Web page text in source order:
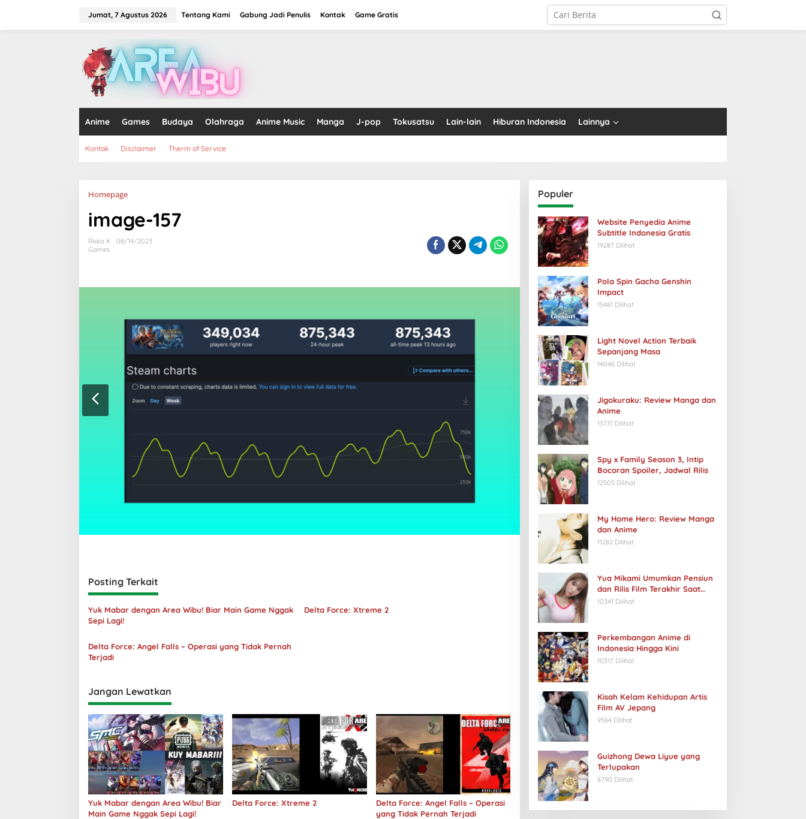
Jumat, 7 Agustus 2026 Tentang Kami Gabung Jadi Penulis Kontak Game Gratis
Anime Games Budaya Olahraga Anime Music Manga J-pop Tokusatsu Lain-lain Hiburan Indonesia Lainnya
Kontak Disclaimer Therm of Service
HomepageLampiran
image-157
Riska K
08/14/2023
Games
Posting Terkait
Yuk Mabar dengan Area Wibu! Biar Main Game Nggak
Sepi Lagi!
Delta Force: Xtreme 2
Delta Force: Angel Falls – Operasi yang Tidak Pernah
Terjadi
Jangan Lewatkan
Yuk Mabar dengan Area Wibu! Biar
Main Game Nggak Sepi Lagi!
Delta Force: Xtreme 2
Delta Force: Angel Falls – Operasi
yang Tidak Pernah Terjadi
Populer
Website Penyedia Anime
Subtitle Indonesia Gratis
19287 Dilihat
Pola Spin Gacha Genshin
Impact
15481 Dilihat
Light Novel Action Terbaik
Sepanjang Masa
14046 Dilihat
Jigokuraku: Review Manga dan
Anime
13731 Dilihat
Spy x Family Season 3, Intip
Bocoran Spoiler, Jadwal Rilis
12505 Dilihat
My Home Hero: Review Manga
dan Anime
11282 Dilihat
Yua Mikami Umumkan Pensiun
dan Rilis Film Terakhir Saat
Ulang Tahun
10341 Dilihat
Perkembangan Anime di
Indonesia Hingga Kini
10317 Dilihat
Kisah Kelam Kehidupan Artis
Film AV Jepang
9564 Dilihat
Guizhong Dewa Liyue yang
Terlupakan
8790 Dilihat